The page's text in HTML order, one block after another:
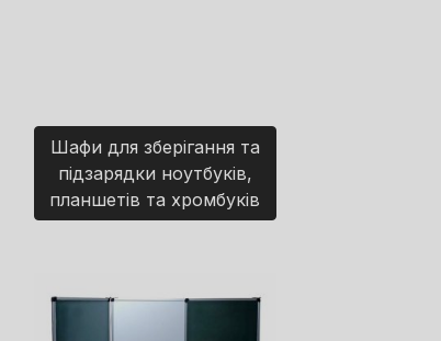
Шафи для зберігання та
підзарядки ноутбуків,
планшетів та хромбуків